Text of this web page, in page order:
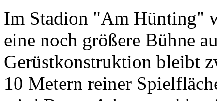
Im Stadion "Am Hünting"
eine noch größere Bühne
Gerüstkonstruktion bleibt
10 Metern reiner